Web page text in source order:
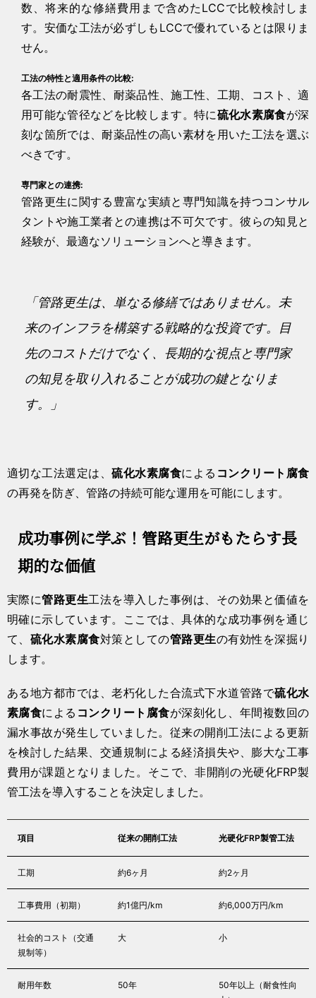
数、将来的な修繕費用まで含めたLCCで比較検討しま
す。安価な工法が必ずしもLCCで優れているとは限りま
せん。
工法の特性と適用条件の比較:
各工法の耐震性、耐薬品性、施工性、工期、コスト、適
用可能な管径などを比較します。特に硫化水素腐食が深
刻な箇所では、耐薬品性の高い素材を用いた工法を選ぶ
べきです。
専門家との連携:
管路更生に関する豊富な実績と専門知識を持つコンサル
タントや施工業者との連携は不可欠です。彼らの知見と
経験が、最適なソリューションへと導きます。
「管路更生は、単なる修繕ではありません。未
来のインフラを構築する戦略的な投資です。目
先のコストだけでなく、長期的な視点と専門家
の知見を取り入れることが成功の鍵となりま
す。」
適切な工法選定は、硫化水素腐食による コンクリート腐食
の再発を防ぎ、管路の持続可能な運用を可能にします。
成功事例に学ぶ！管路更生がもたらす長
期的な価値
実際に管路更生工法を導入した事例は、その効果と価値を
明確に示しています。ここでは、具体的な成功事例を通じ
て、 硫化水素腐食対策としての管路更生の有効性を深掘り
します。
ある地方都市では、老朽化した合流式下水道管路で硫化水
素腐食による コンクリート腐食が深刻化し、年間複数回の
漏水事故が発生していました。従来の開削工法による更新
を検討した結果、交通規制による経済損失や、膨大な工事
費用が課題となりました。そこで、非開削の光硬化FRP製
管工法を導入することを決定しました。
項目 従来の開削工法 光硬化FRP製管工法
工期 約6ヶ月 約2ヶ月
工事費用（初期） 約1億円/km 約6,000万円/km
社会的コスト（交通
規制等）
大 小
耐用年数 50年
50年以上（耐食性向